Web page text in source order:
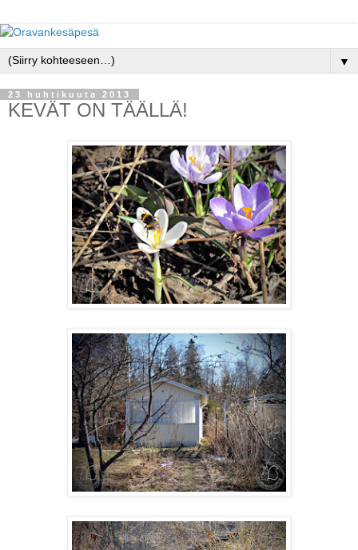
▼
23 huhtikuuta 2013
KEVÄT ON TÄÄLLÄ!